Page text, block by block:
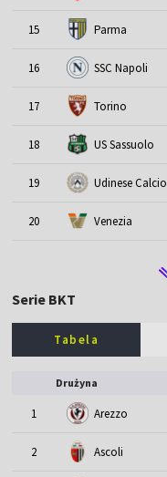
15 Parma
16 SSC Napoli
17 Torino
18 US Sassuolo
19 Udinese Calcio
20 Venezia
Serie BKT
Tabela
Drużyna
1 Arezzo
2 Ascoli